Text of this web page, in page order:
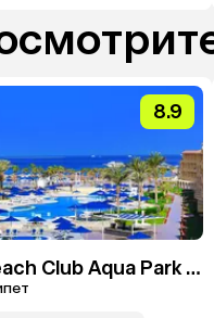
8.9
Amwaj Beach Club Aqua Park & Spa